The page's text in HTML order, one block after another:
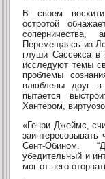
В своем
остротой
соперничества,
Перемещаясь из
глуши Сассекса в
исследуют темы
проблемы
влюблены друг
пытается
Хантером,
«Генри Джеймс,
Сент-Обином.
убедительный и
мог от него